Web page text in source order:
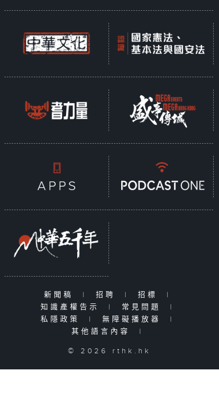
新聞稿 | 招聘 | 招標
|
知識產權告示
| 常見問題
|
私隱政策
| 無障礙播放器
|
其他語言內容
|
© 2026 rthk.hk